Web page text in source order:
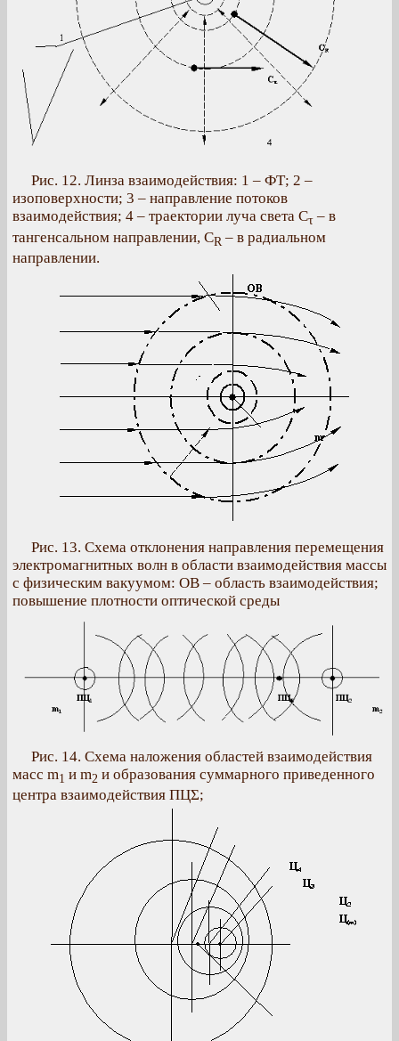
Рис. 12. Линза взаимодействия: 1 – ФТ; 2 –
изоповерхности; 3 – направление потоков
взаимодействия; 4 – траектории луча света Cτ – в
тангенсальном направлении, СR – в радиальном
направлении.
Рис. 13. Схема отклонения направления перемещения
электромагнитных волн в области взаимодействия массы
с физическим вакуумом: ОВ – область взаимодействия;
повышение плотности оптической среды
Рис. 14. Схема наложения областей взаимодействия
масс m1 и m2 и образования суммарного приведенного
центра взаимодействия ПЦΣ;